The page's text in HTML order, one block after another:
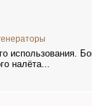
использования.
налёта...